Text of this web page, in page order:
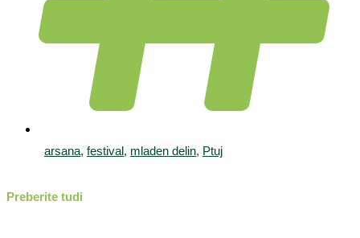
arsana, festival, mladen delin, Ptuj
Preberite tudi